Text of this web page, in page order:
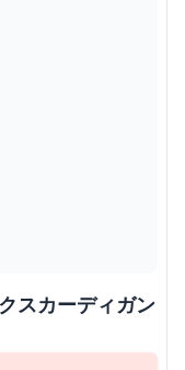
スカーディガン